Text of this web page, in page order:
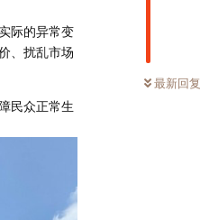
最新回复
际的异常变
、扰乱市场
民众正常生